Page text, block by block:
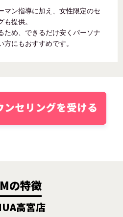
マン指導に加え、女性限定のセ
も提供。
ため、できるだけ安くパーソナ
にもおすすめです。
の特徴
高宮店